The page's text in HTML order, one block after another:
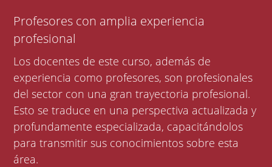
Profesores con amplia experiencia
profesional
Los docentes de este curso, además de
experiencia como profesores, son profesionales
del sector con una gran trayectoria profesional.
Esto se traduce en una perspectiva actualizada y
profundamente especializada, capacitándolos
para transmitir sus conocimientos sobre esta
área.